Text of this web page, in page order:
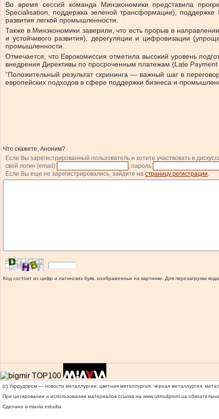
Во время сессий команда Минэкономики представила
Specialisation, поддержка зеленой трансформации),
развития легкой промышленности.
Также в Минэкономики заверили, что есть прорыв в
и устойчивого развития), дерегуляции и цифровизации
промышленности.
Отмечается, что Еврокомиссия отметила высокий уровень
внедрения Директивы по просроченным платежам (Late Payment
“Положительный результат скрининга — важный шаг в
европейских подходов в сфере поддержки бизнеса и
Что скажете, Аноним?
Если Вы зарегистрированный пользователь и хотите участвовать в
свой логин (email)
, пароль
Если Вы еще не зарегистрировались, зайдите на страницу регистрации.
Код состоит из цифр и латинских букв, изображенных на картинке. Для перезагрузки кода
(c) Укррудпром — новости металлургии: цветная металлургия, черная металлургия,
При цитировании и использовании материалов ссылка на www.ukrrudprom.ua
Сделано в miavia estudia.